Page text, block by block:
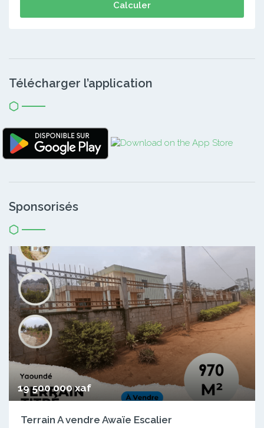
Calculer
Télécharger l’application
Sponsorisés
19 500 000 xaf
Terrain A vendre Awaïe Escalier